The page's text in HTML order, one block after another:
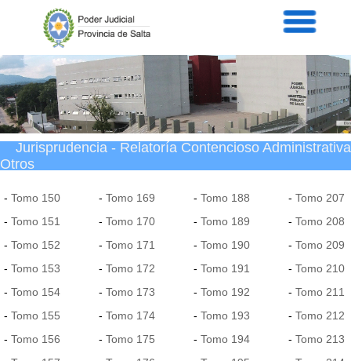
Servicios
Prensa
Intranet
Contacto
Jurisprudencia - Relatoría Contencioso
Otros
- Tomo 150
- Tomo 151
- Tomo 152
- Tomo 153
- Tomo 154
- Tomo 155
- Tomo 156
- Tomo 169
- Tomo 170
- Tomo 171
- Tomo 172
- Tomo 173
- Tomo 174
- Tomo 175
- Tomo 188
- Tomo 189
- Tomo 190
- Tomo 191
- Tomo 192
- Tomo 193
- Tomo 194
-Tomo 207
-Tomo 208
-Tomo 209
-Tomo 210
-Tomo 211
-Tomo 212
-Tomo 213